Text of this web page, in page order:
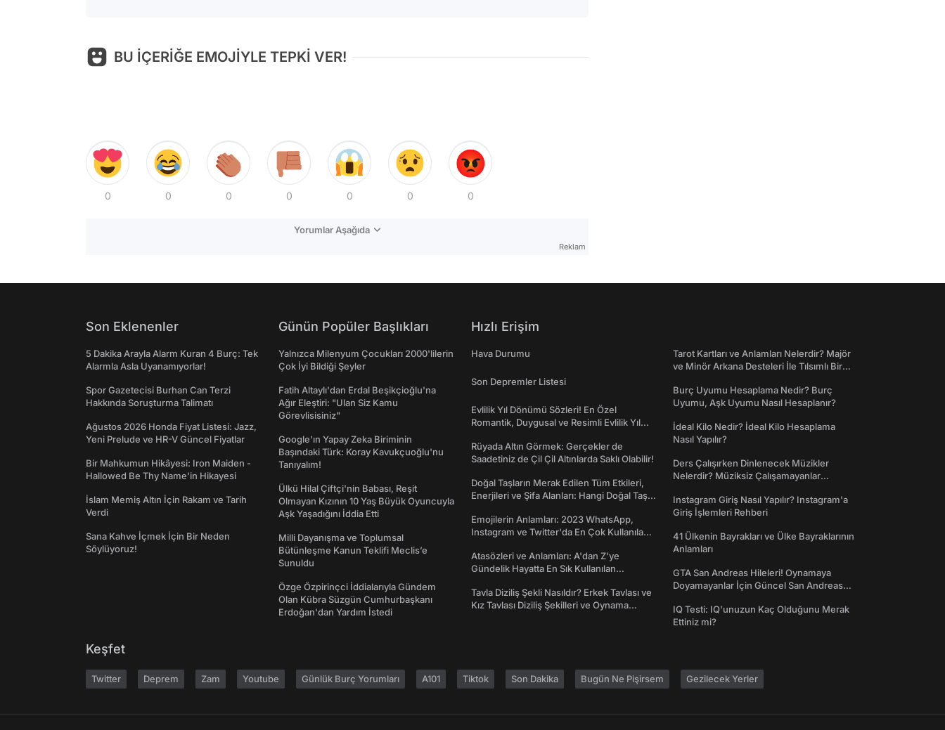
BU İÇERİĞE EMOJİYLE TEPKİ VER!
0 0 0 0 0 0 0
Yorumlar Aşağıda
Reklam
Son Eklenenler
5 Dakika Arayla Alarm Kuran 4 Burç: Tek
Alarmla Asla Uyanamıyorlar!
Spor Gazetecisi Burhan Can Terzi
Hakkında Soruşturma Talimatı
Ağustos 2026 Honda Fiyat Listesi: Jazz,
Yeni Prelude ve HR-V Güncel Fiyatlar
Bir Mahkumun Hikâyesi: Iron Maiden -
Hallowed Be Thy Name'in Hikayesi
İslam Memiş Altın İçin Rakam ve Tarih
Verdi
Sana Kahve İçmek İçin Bir Neden
Söylüyoruz!
Günün Popüler Başlıkları
Yalnızca Milenyum Çocukları 2000'lilerin
Çok İyi Bildiği Şeyler
Fatih Altaylı'dan Erdal Beşikçioğlu'na
Ağır Eleştiri: "Ulan Siz Kamu
Görevlisisiniz"
Google'ın Yapay Zeka Biriminin
Başındaki Türk: Koray Kavukçuoğlu'nu
Tanıyalım!
Ülkü Hilal Çiftçi'nin Babası, Reşit
Olmayan Kızının 10 Yaş Büyük Oyuncuyla
Aşk Yaşadığını İddia Etti
Milli Dayanışma ve Toplumsal
Bütünleşme Kanun Teklifi Meclis’e
Sunuldu
Özge Özpirinçci İddialarıyla Gündem
Olan Kübra Süzgün Cumhurbaşkanı
Erdoğan'dan Yardım İstedi
Hızlı Erişim
Hava Durumu
Son Depremler Listesi
Evlilik Yıl Dönümü Sözleri! En Özel
Romantik, Duygusal ve Resimli Evlilik Yıl
Rüyada Altın Görmek: Gerçekler de
Saadetiniz de Çil Çil Altınlarda Saklı Olabilir!
Doğal Taşların Merak Edilen Tüm Etkileri,
Enerjileri ve Şifa Alanları: Hangi Doğal Taş
Emojilerin Anlamları: 2023 WhatsApp,
Instagram ve Twitter'da En Çok Kullanılan
Atasözleri ve Anlamları: A'dan Z'ye
Gündelik Hayatta En Sık Kullanılan
Tavla Diziliş Şekli Nasıldır? Erkek Tavlası ve
Kız Tavlası Diziliş Şekilleri ve Oynama
Tarot Kartları ve Anlamları Nelerdir? Majör
ve Minör Arkana Desteleri İle Tılsımlı Bir
Burç Uyumu Hesaplama Nedir? Burç
Uyumu, Aşk Uyumu Nasıl Hesaplanır?
İdeal Kilo Nedir? İdeal Kilo Hesaplama
Nasıl Yapılır?
Ders Çalışırken Dinlenecek Müzikler
Nelerdir? Müziksiz Çalışamayanlar
Instagram Giriş Nasıl Yapılır? Instagram'a
Giriş İşlemleri Rehberi
41 Ülkenin Bayrakları ve Ülke Bayraklarının
Anlamları
GTA San Andreas Hileleri! Oynamaya
Doyamayanlar İçin Güncel San Andreas
IQ Testi: IQ'unuzun Kaç Olduğunu Merak
Ettiniz mi?
Keşfet
Twitter Deprem Zam Youtube Günlük Burç Yorumları A101 Tiktok Son Dakika Bugün Ne Pişirsem Gezilecek Yerler